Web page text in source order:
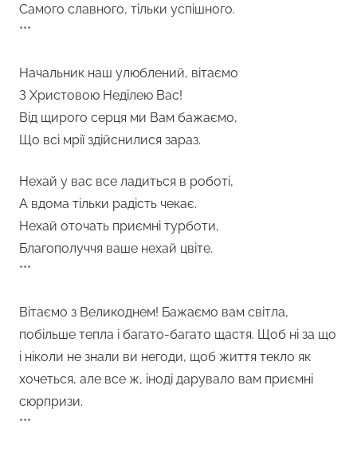
Самого славного, тільки успішного.
***
Начальник наш улюблений, вітаємо
З Христовою Неділею Вас!
Від щирого серця ми Вам бажаємо,
Що всі мрії здійснилися зараз.
Нехай у вас все ладиться в роботі,
А вдома тільки радість чекає.
Нехай оточать приємні турботи,
Благополуччя ваше нехай цвіте.
***
Вітаємо з Великоднем! Бажаємо вам світла,
побільше тепла і багато-багато щастя. Щоб ні за що
і ніколи не знали ви негоди, щоб життя текло як
хочеться, але все ж, іноді дарувало вам приємні
сюрпризи.
***